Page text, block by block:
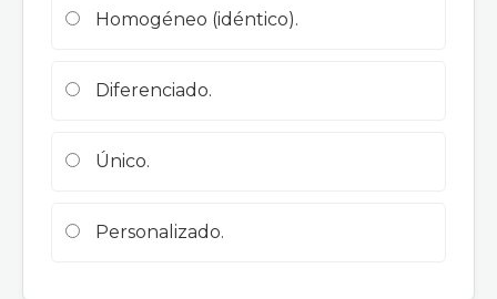
Homogéneo (idéntico).
Diferenciado.
Único.
Personalizado.